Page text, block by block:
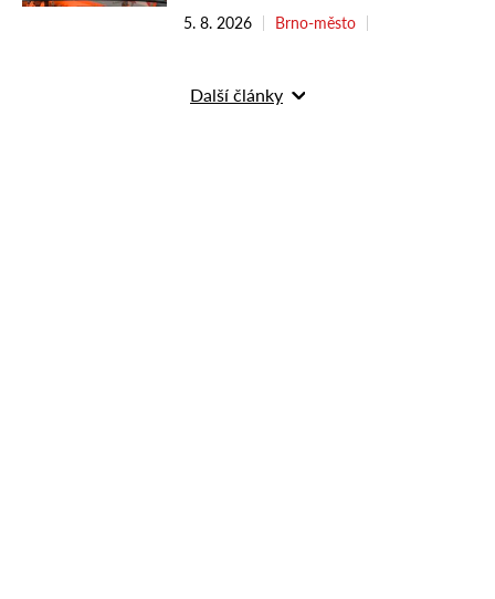
5. 8. 2026 Brno-město
Další články